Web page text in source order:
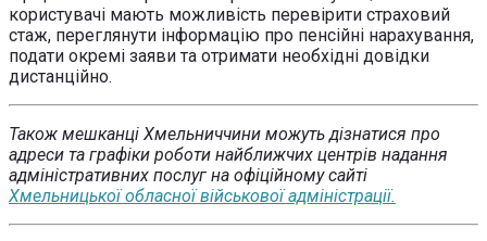
користувачі мають можливість перевірити страховий
стаж, переглянути інформацію про пенсійні нарахування,
подати окремі заяви та отримати необхідні довідки
дистанційно.
Також мешканці Хмельниччини можуть дізнатися про
адреси та графіки роботи найближчих центрів надання
адміністративних послуг на офіційному сайті
Хмельницької обласної військової адміністрації.